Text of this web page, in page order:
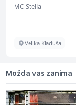
MC-Stella
Velika Kladuša
Možda vas zanima